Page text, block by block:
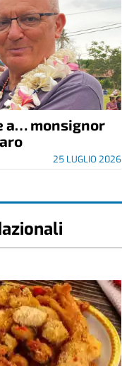
a… monsignor
25 LUGLIO 2026